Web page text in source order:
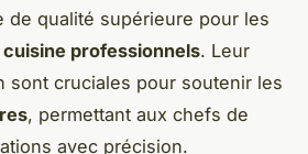
de qualité supérieure pour les
professionnels. Leur
sont cruciales pour soutenir les
, permettant aux chefs de
avec précision.